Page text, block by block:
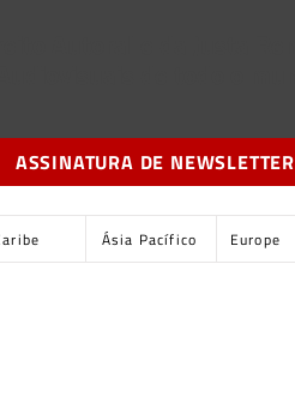
ASSINATURA DE NEWSLETTER
Ásia Pacífico Europe